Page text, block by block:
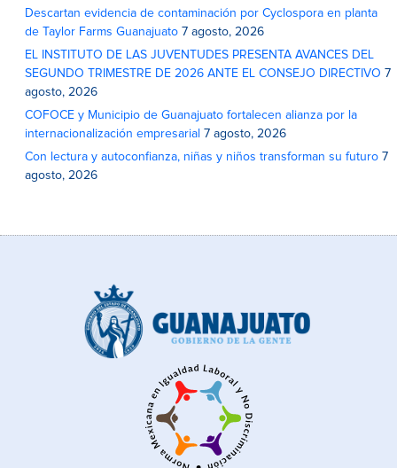
Descartan evidencia de contaminación por Cyclospora en planta
de Taylor Farms Guanajuato 7 agosto, 2026
EL INSTITUTO DE LAS JUVENTUDES PRESENTA AVANCES DEL
SEGUNDO TRIMESTRE DE 2026 ANTE EL CONSEJO DIRECTIVO 7
agosto, 2026
COFOCE y Municipio de Guanajuato fortalecen alianza por la
internacionalización empresarial 7 agosto, 2026
Con lectura y autoconfianza, niñas y niños transforman su futuro 7
agosto, 2026